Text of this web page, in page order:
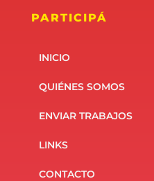
PARTICIPÁ
INICIO
QUIÉNES SOMOS
ENVIAR TRABAJOS
LINKS
CONTACTO